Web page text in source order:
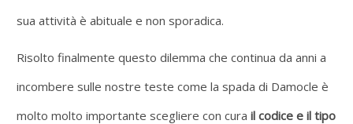
sua attività è abituale e non sporadica.
Risolto finalmente questo dilemma che continua da anni a
incombere sulle nostre teste come la spada di Damocle è
molto molto importante scegliere con cura il codice e il tipo